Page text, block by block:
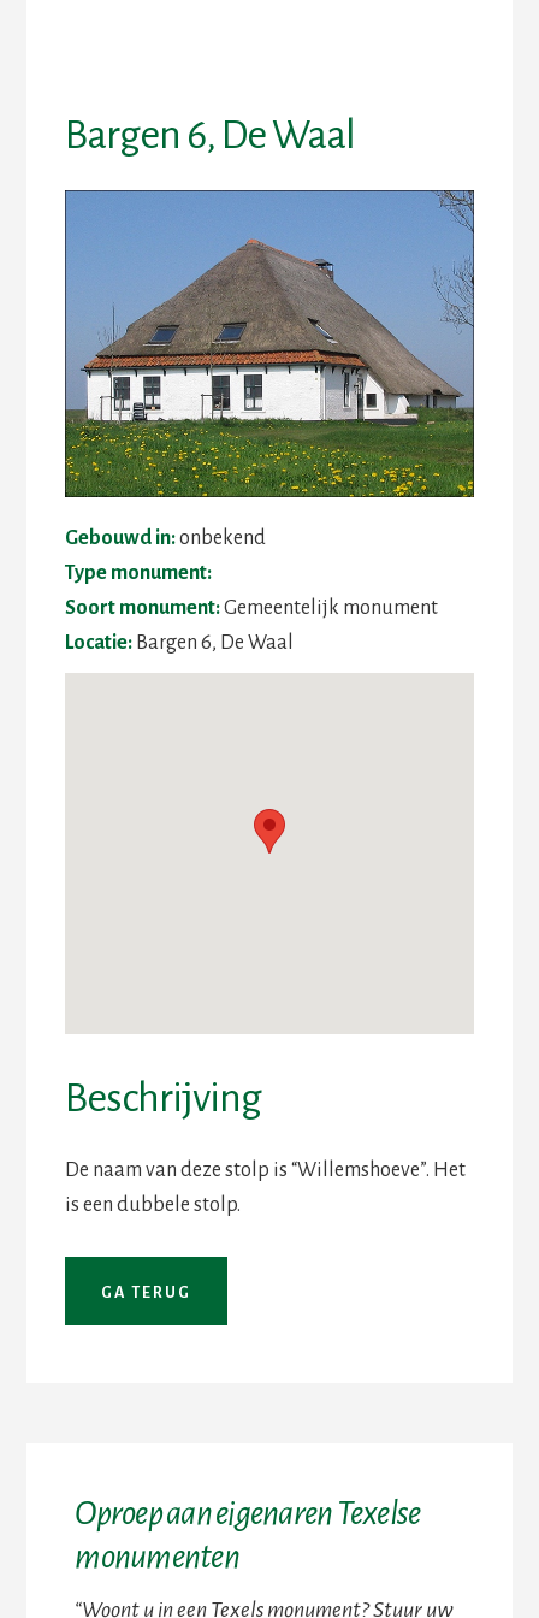
Bargen 6, De Waal
Gebouwd in:onbekend
Type monument:
Soort monument:Gemeentelijk monument
Locatie:Bargen 6, De Waal
Beschrijving
De naam van deze stolp is “Willemshoeve”. Het
is een dubbele stolp.
Oproep aan eigenaren Texelse
monumenten
“Woont u in een Texels monument? Stuur uw